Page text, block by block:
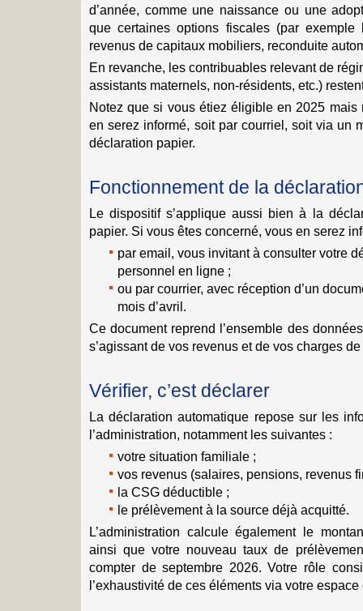
d’année, comme une naissance ou une
que certaines options fiscales (par exemple
revenus de capitaux mobiliers, reconduite
En revanche, les contribuables relevant de
assistants maternels, non-résidents, etc.)
Notez que si vous étiez éligible en 2025 mais
en serez informé, soit par courriel, soit via un
déclaration papier.
Fonctionnement de la
Le dispositif s’applique aussi bien à la
papier. Si vous êtes concerné, vous en serez
par email, vous invitant à consulter votre
personnel en ligne ;
ou par courrier, avec réception d’un
mois d’avril.
Ce document reprend l’ensemble des
s’agissant de vos revenus et de vos charges
Vérifier, c’est déclarer
La déclaration automatique repose sur les
l’administration, notamment les suivantes :
votre situation familiale ;
vos revenus (salaires, pensions, revenus
la CSG déductible ;
le prélèvement à la source déjà acquitté.
L’administration calcule également le
ainsi que votre nouveau taux de
compter de septembre 2026. Votre rôle
l’exhaustivité de ces éléments via votre